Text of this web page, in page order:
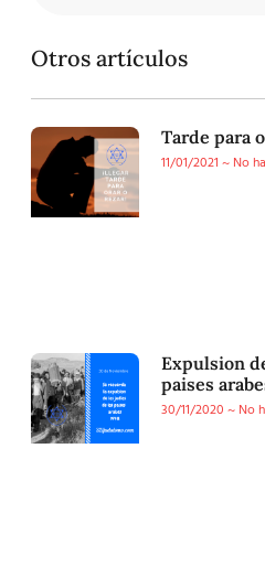
Otros artículos
Tarde para
11/01/2021
No
Expulsion
paises
30/11/2020
No